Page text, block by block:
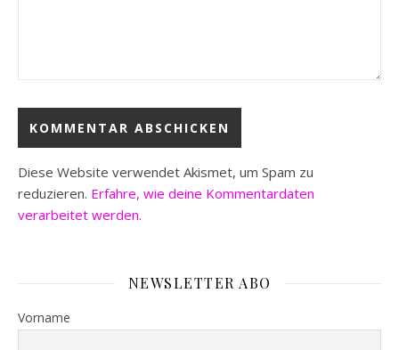
Diese Website verwendet Akismet, um Spam zu
reduzieren. Erfahre, wie deine Kommentardaten
verarbeitet werden.
NEWSLETTER ABO
Vorname